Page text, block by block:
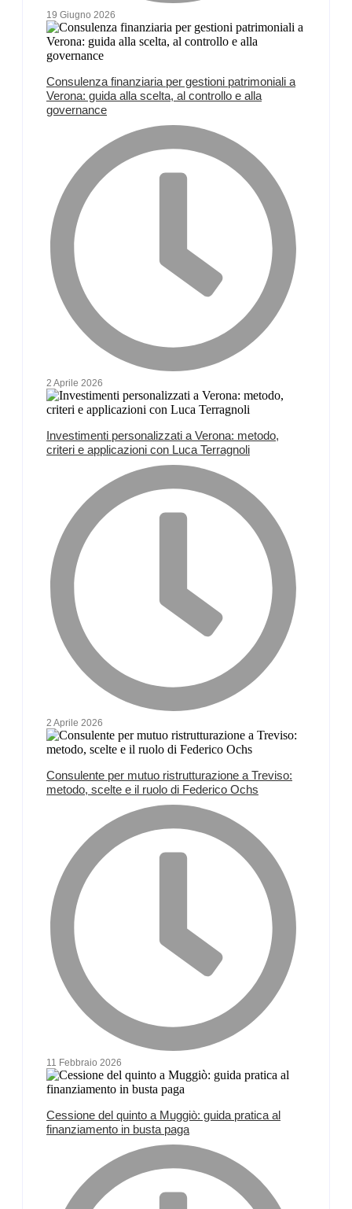
19 Giugno 2026
Consulenza finanziaria per gestioni patrimoniali a
Verona: guida alla scelta, al controllo e alla
governance
2 Aprile 2026
Investimenti personalizzati a Verona: metodo,
criteri e applicazioni con Luca Terragnoli
2 Aprile 2026
Consulente per mutuo ristrutturazione a Treviso:
metodo, scelte e il ruolo di Federico Ochs
11 Febbraio 2026
Cessione del quinto a Muggiò: guida pratica al
finanziamento in busta paga